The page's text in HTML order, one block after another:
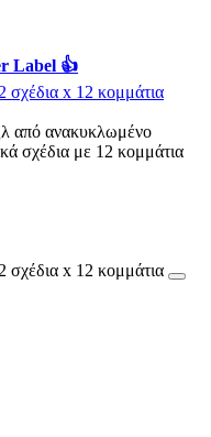
Label 👍
σχέδια x 12 κομμάτια
από ανακυκλωμένο
σχέδια με 12 κομμάτια
σχέδια x 12 κομμάτια